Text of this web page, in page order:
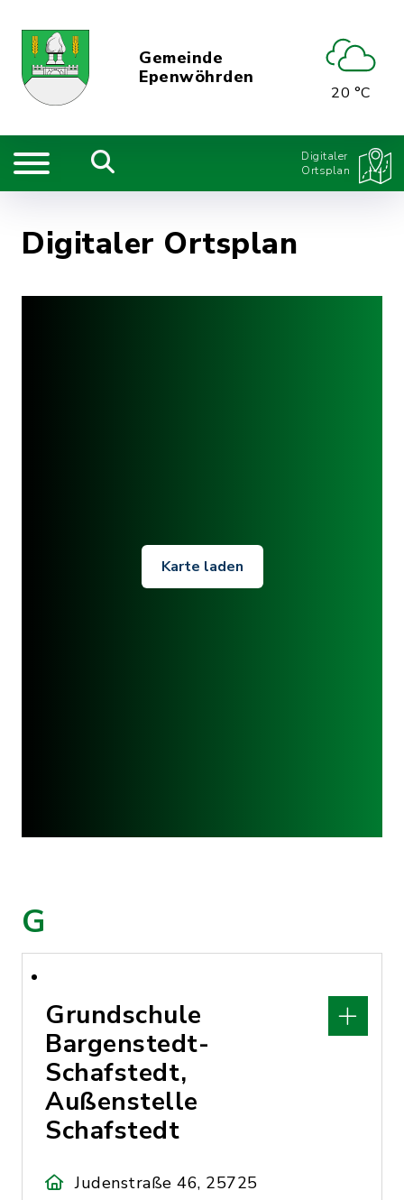
Gemeinde
Epenwöhrden
20 °C
Digitaler
Ortsplan
Digitaler Ortsplan
Karte laden
G
Grundschule
Bargenstedt-
Schafstedt,
Außenstelle
Schafstedt
Judenstraße 46, 25725